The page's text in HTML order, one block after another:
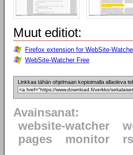
Muut editiot:
Firefox extension for WebSite-
WebSite-Watcher Free
Linkkaa tähän ohjelmaan kopioimalla allaoleva
Avainsanat:
website-watcher
pages
monitor